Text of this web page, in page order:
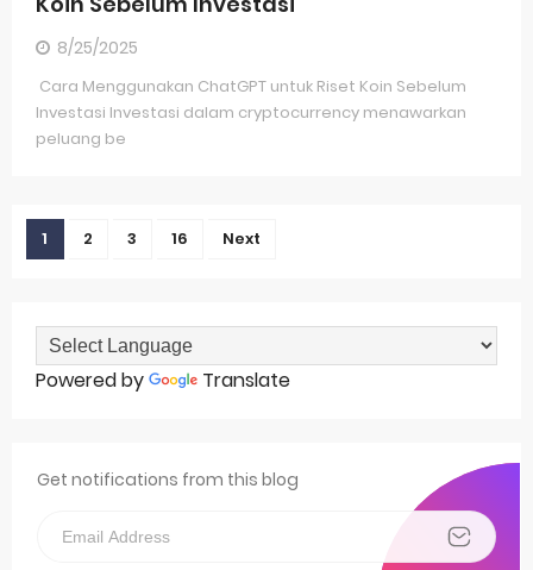
8/25/2025
Cara Menggunakan ChatGPT untuk Riset Koin Sebelum
Investasi Investasi dalam cryptocurrency menawarkan
peluang be
1 2 3 16 Next
Powered by Translate
Get notifications from this blog